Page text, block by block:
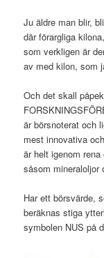
Ju äldre man blir,
där förargliga
som verkligen är
av med kilon, som
Och det skall
är börsnoterat och
mest innovativa
är helt igenom
såsom mineraloljor
Har ett börsvärde,
beräknas stiga
symbolen NUS på